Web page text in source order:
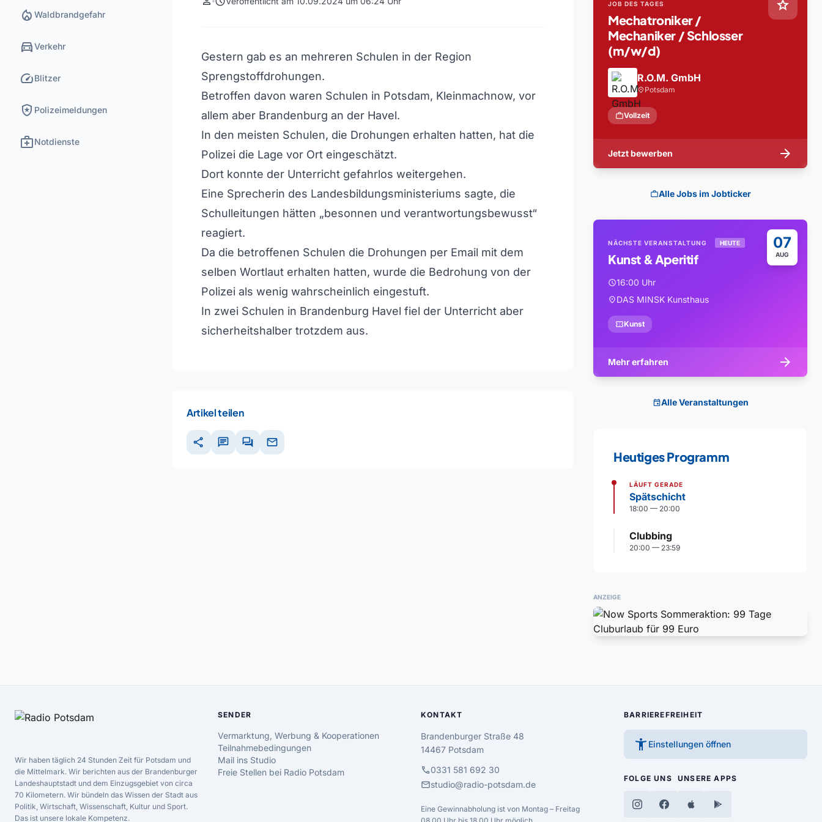
local_fire_department Waldbrandgefahr
directions_carVerkehr
speedBlitzer
local_police Polizeimeldungen
medical_servicesNotdienste
Gestern gab es an mehreren Schulen in der Region
Sprengstoffdrohungen.
Betroffen davon waren Schulen in Potsdam, Kleinmachnow, vor
allem aber Brandenburg an der Havel.
In den meisten Schulen, die Drohungen erhalten hatten, hat die
Polizei die Lage vor Ort eingeschätzt.
Dort konnte der Unterricht gefahrlos weitergehen.
Eine Sprecherin des Landesbildungsministeriums sagte, die
Schulleitungen hätten „besonnen und verantwortungsbewusst“
reagiert.
Da die betroffenen Schulen die Drohungen per Email mit dem
selben Wortlaut erhalten hatten, wurde die Bedrohung von der
Polizei als wenig wahrscheinlich eingestuft.
In zwei Schulen in Brandenburg Havel fiel der Unterricht aber
sicherheitshalber trotzdem aus.
Artikel teilen
share chat forum mail
star
JOB DES TAGES
Mechatroniker /
Mechaniker / Schlosser
(m/w/d)
R.O.M. GmbH
location_on Potsdam
workVollzeit
Jetzt bewerben arrow_forward
workAlle Jobs im Jobticker
07
AUG
NÄCHSTE VERANSTALTUNG HEUTE
Kunst & Aperitif
schedule16:00 Uhr
location_onDAS MINSK Kunsthaus
confirmation_numberKunst
Mehr erfahren arrow_forward
eventAlle Veranstaltungen
Heutiges Programm
LÄUFT GERADE
Spätschicht
18:00 — 20:00
Clubbing
20:00 — 23:59
ANZEIGE
Wir haben täglich 24 Stunden Zeit für Potsdam und
die Mittelmark. Wir berichten aus der Brandenburger
Landeshauptstadt und dem Einzugsgebiet von circa
70 Kilometern. Wir bündeln das Wissen der Stadt aus
Politik, Wirtschaft, Wissenschaft, Kultur und Sport.
Das ist unsere lokale Kompetenz.
SENDER
Vermarktung, Werbung & Kooperationen
Teilnahmebedingungen
Mail ins Studio
Freie Stellen bei Radio Potsdam
KONTAKT
Brandenburger Straße 48
14467 Potsdam
call0331 581 692 30
mailstudio@radio-potsdam.de
Eine Gewinnabholung ist von Montag – Freitag
BARRIEREFREIHEIT
accessibility_new Einstellungen öffnen
FOLGE UNS UNSERE APPS